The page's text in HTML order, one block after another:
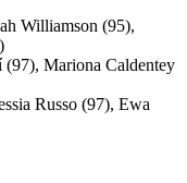
Williamson (95),
(97), Mariona Caldentey
Russo (97), Ewa